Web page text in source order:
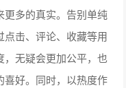
更多的真实。告别单纯
击、评论、收藏等用
无疑会更加公平，也
喜好。同时，以热度作